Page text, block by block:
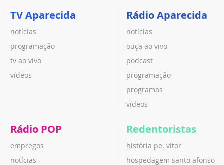
TV Aparecida
notícias
programação
tv ao vivo
vídeos
Rádio Aparecida
notícias
ouça ao vivo
podcast
programação
programas
vídeos
Rádio POP
empregos
notícias
Redentoristas
história pe. vitor
hospedagem santo afonso